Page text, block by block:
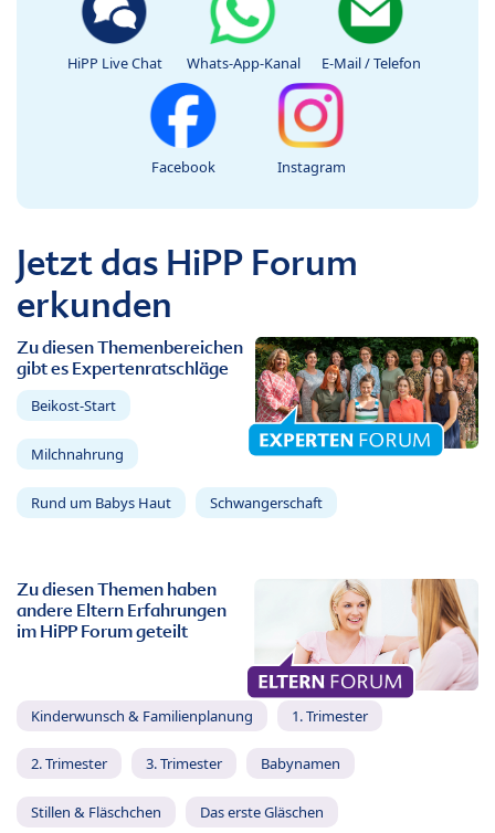
HiPP Live Chat Whats-App-Kanal E-Mail / Telefon
Facebook Instagram
Jetzt das HiPP Forum
erkunden
Zu diesen Themenbereichen
gibt es Expertenratschläge
Beikost-Start
Milchnahrung
Rund um Babys Haut Schwangerschaft
Zu diesen Themen haben
andere Eltern Erfahrungen
im HiPP Forum geteilt
Kinderwunsch & Familienplanung 1. Trimester
2. Trimester 3. Trimester Babynamen
Stillen & Fläschchen Das erste Gläschen